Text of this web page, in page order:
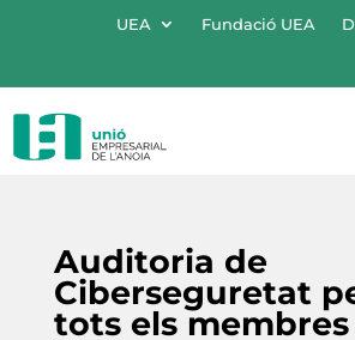
UEA Fundació UEA
Auditoria de
Ciberseguretat
tots els membres